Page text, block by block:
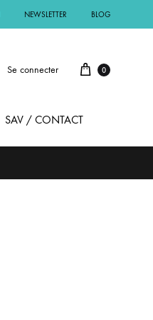
NEWSLETTER BLOG
Se connecter 0
SAV / CONTACT